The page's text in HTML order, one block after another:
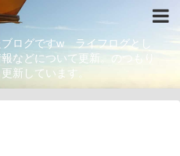
ログですw ライフログとし
などについて更新。のつもり
新しています。